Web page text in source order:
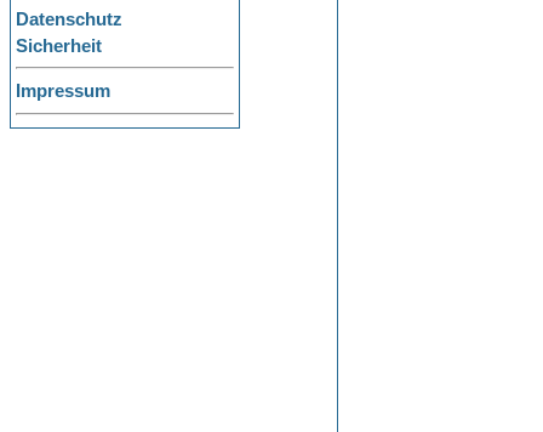
Datenschutz
Sicherheit
Impressum